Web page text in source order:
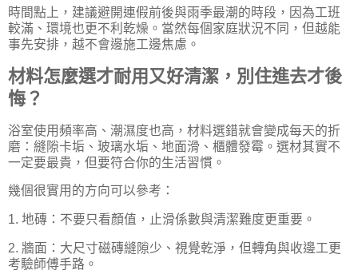
時間點上，建議避開連假前後與雨季最潮的時段，因為工班
較滿、環境也更不利乾燥。當然每個家庭狀況不同，但越能
事先安排，越不會邊施工邊焦慮。
材料怎麼選才耐用又好清潔，別住進去才後
悔？
浴室使用頻率高、潮濕度也高，材料選錯就會變成每天的折
磨：縫隙卡垢、玻璃水垢、地面滑、櫃體發霉。選材其實不
一定要最貴，但要符合你的生活習慣。
幾個很實用的方向可以參考：
1. 地磚：不要只看顏值，止滑係數與清潔難度更重要。
2. 牆面：大尺寸磁磚縫隙少、視覺乾淨，但轉角與收邊工更
考驗師傅手路。